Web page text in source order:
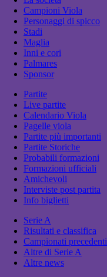
Campioni Viola
Personaggi di spicco
Stadi
Maglia
Inni e cori
Palmares
Sponsor
Partite
Live partite
Calendario Viola
Pagelle viola
Partite più importanti
Partite Storiche
Probabili formazioni
Formazioni ufficiali
Amichevoli
Interviste post partita
Info biglietti
Serie A
Risultati e classifica
Campionati precedenti
Altre di Serie A
Altre news